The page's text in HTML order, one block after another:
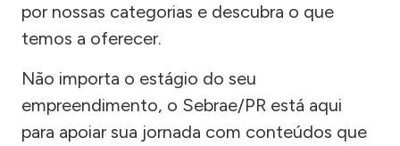
por nossas categorias e descubra o que
temos a oferecer.
Não importa o estágio do seu
empreendimento, o Sebrae/PR está aqui
para apoiar sua jornada com conteúdos que